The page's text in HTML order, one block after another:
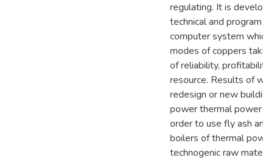
regulating. It is
technical and program
computer system
modes of coppers
of reliability,
resource. Results of
redesign or new
power thermal power
order to use fly ash
boilers of thermal
technogenic raw